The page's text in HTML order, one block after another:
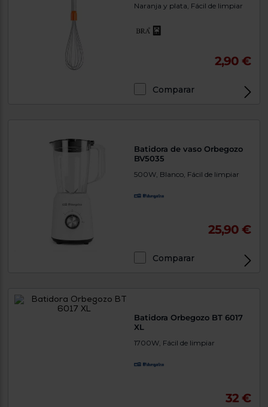
Naranja y plata, Fácil de limpiar
2,90 €
Comparar
Batidora de vaso Orbegozo
BV5035
500W, Blanco, Fácil de limpiar
25,90 €
Comparar
Batidora Orbegozo BT 6017
XL
1700W, Fácil de limpiar
32 €